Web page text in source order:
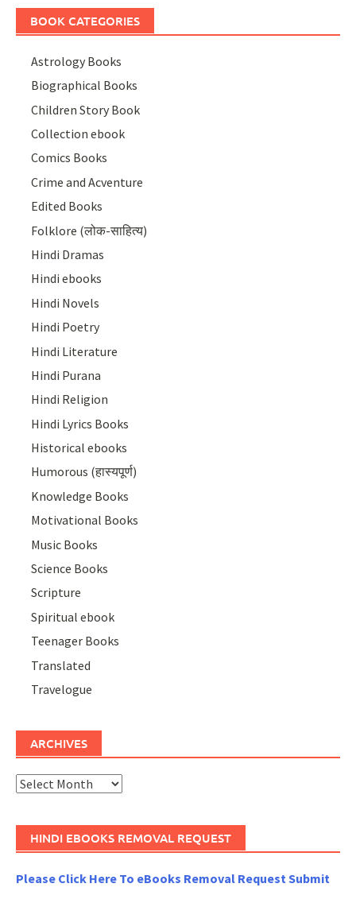
BOOK CATEGORIES
Astrology Books
Biographical Books
Children Story Book
Collection ebook
Comics Books
Crime and Acventure
Edited Books
Folklore (लोक-साहित्य)
Hindi Dramas
Hindi ebooks
Hindi Novels
Hindi Poetry
Hindi Literature
Hindi Purana
Hindi Religion
Hindi Lyrics Books
Historical ebooks
Humorous (हास्यपूर्ण)
Knowledge Books
Motivational Books
Music Books
Science Books
Scripture
Spiritual ebook
Teenager Books
Translated
Travelogue
ARCHIVES
Archives
HINDI EBOOKS REMOVAL REQUEST
Please Click Here To eBooks Removal Request Submit